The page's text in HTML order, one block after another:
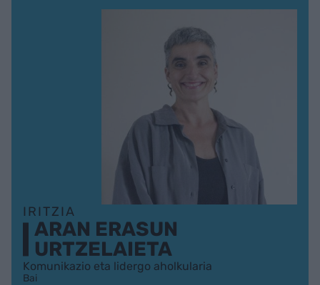
IRITZIA
ARAN ERASUN
URTZELAIETA
Komunikazio eta lidergo aholkularia
Bai